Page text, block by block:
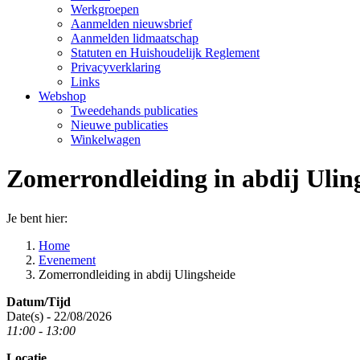
Werkgroepen
Aanmelden nieuwsbrief
Aanmelden lidmaatschap
Statuten en Huishoudelijk Reglement
Privacyverklaring
Links
Webshop
Tweedehands publicaties
Nieuwe publicaties
Winkelwagen
Zomerrondleiding in abdij
Je bent hier:
Home
Evenement
Zomerrondleiding in abdij Ulingsheide
Datum/Tijd
Date(s) - 22/08/2026
11:00 - 13:00